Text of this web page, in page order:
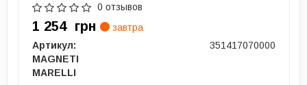
0 отзывов
1 254 грн
завтра
Артикул:
351417070000
MAGNETI
MARELLI